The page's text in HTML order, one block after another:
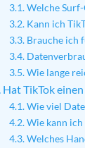
Welche
Kann ich
Brauche ich
Wie lange
Hat TikTok
Wie viel
Wie kann ich
Welches